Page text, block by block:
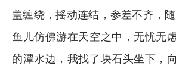
盖缠绕，摇动连结，参差不齐，
鱼儿仿佛游在天空之中，无忧无
的潭水边，我找了块石头坐下，